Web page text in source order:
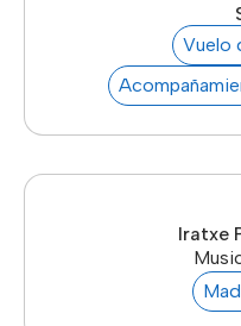
Vuelo
Iratxe